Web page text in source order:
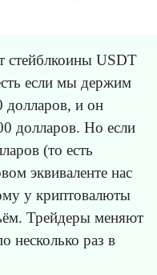
стейблкоины USDT
если мы держим
долларов, и он
долларов. Но если
(то есть
эквиваленте нас
у криптовалюты
Трейдеры меняют
несколько раз в